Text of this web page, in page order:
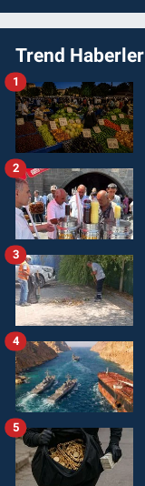
Trend Haberler
1
2
3
4
5